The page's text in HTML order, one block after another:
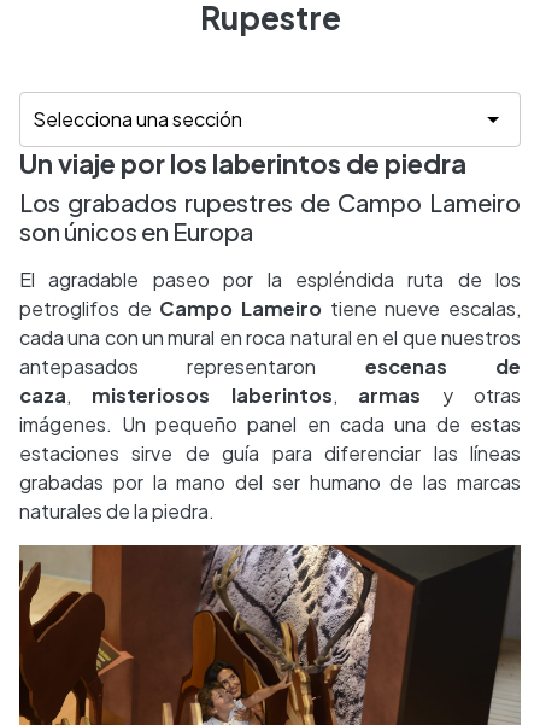
Rupestre
Un viaje por los laberintos de piedra
Los grabados rupestres de Campo Lameiro
son únicos en Europa
El agradable paseo por la espléndida ruta de los
petroglifos de Campo Lameiro tiene nueve escalas,
cada una con un mural en roca natural en el que nuestros
antepasados representaron escenas de
caza, misteriosos laberintos, armas y otras
imágenes. Un pequeño panel en cada una de estas
estaciones sirve de guía para diferenciar las líneas
grabadas por la mano del ser humano de las marcas
naturales de la piedra.